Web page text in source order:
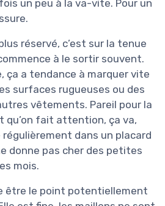
un peu à la va-vite. Pour un
réservé, c’est sur la tenue
à le sortir souvent.
ça a tendance à marquer vite
surfaces rugueuses ou des
vêtements. Pareil pour la
qu’on fait attention, ça va,
régulièrement dans un placard
donne pas cher des petites
mois.
être le point potentiellement